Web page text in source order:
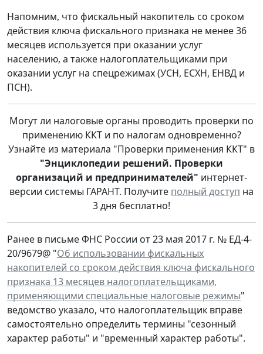
Напомним, что фискальный накопитель со сроком
действия ключа фискального признака не менее 36
месяцев используется при оказании услуг
населению, а также налогоплательщиками при
оказании услуг на спецрежимах (УСН, ЕСХН, ЕНВД и
ПСН).
Могут ли налоговые органы проводить проверки по
применению ККТ и по налогам одновременно?
Узнайте из материала "Проверки применения ККТ" в
"Энциклопедии решений. Проверки
организаций и предпринимателей" интернет-
версии системы ГАРАНТ. Получите полный доступ на
3 дня бесплатно!
Ранее в письме ФНС России от 23 мая 2017 г. № ЕД-4-
20/9679@ "Об использовании фискальных
накопителей со сроком действия ключа фискального
признака 13 месяцев налогоплательщиками,
применяющими специальные налоговые режимы"
ведомство указало, что налогоплательщик вправе
самостоятельно определить термины "сезонный
характер работы" и "временный характер работы".